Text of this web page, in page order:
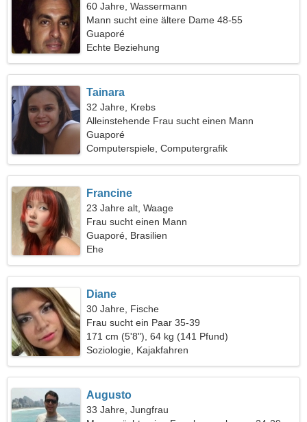
60 Jahre, Wassermann
Mann sucht eine ältere Dame 48-55
Guaporé
Echte Beziehung
Tainara
32 Jahre, Krebs
Alleinstehende Frau sucht einen Mann
Guaporé
Computerspiele, Computergrafik
Francine
23 Jahre alt, Waage
Frau sucht einen Mann
Guaporé, Brasilien
Ehe
Diane
30 Jahre, Fische
Frau sucht ein Paar 35-39
171 cm (5'8"), 64 kg (141 Pfund)
Soziologie, Kajakfahren
Augusto
33 Jahre, Jungfrau